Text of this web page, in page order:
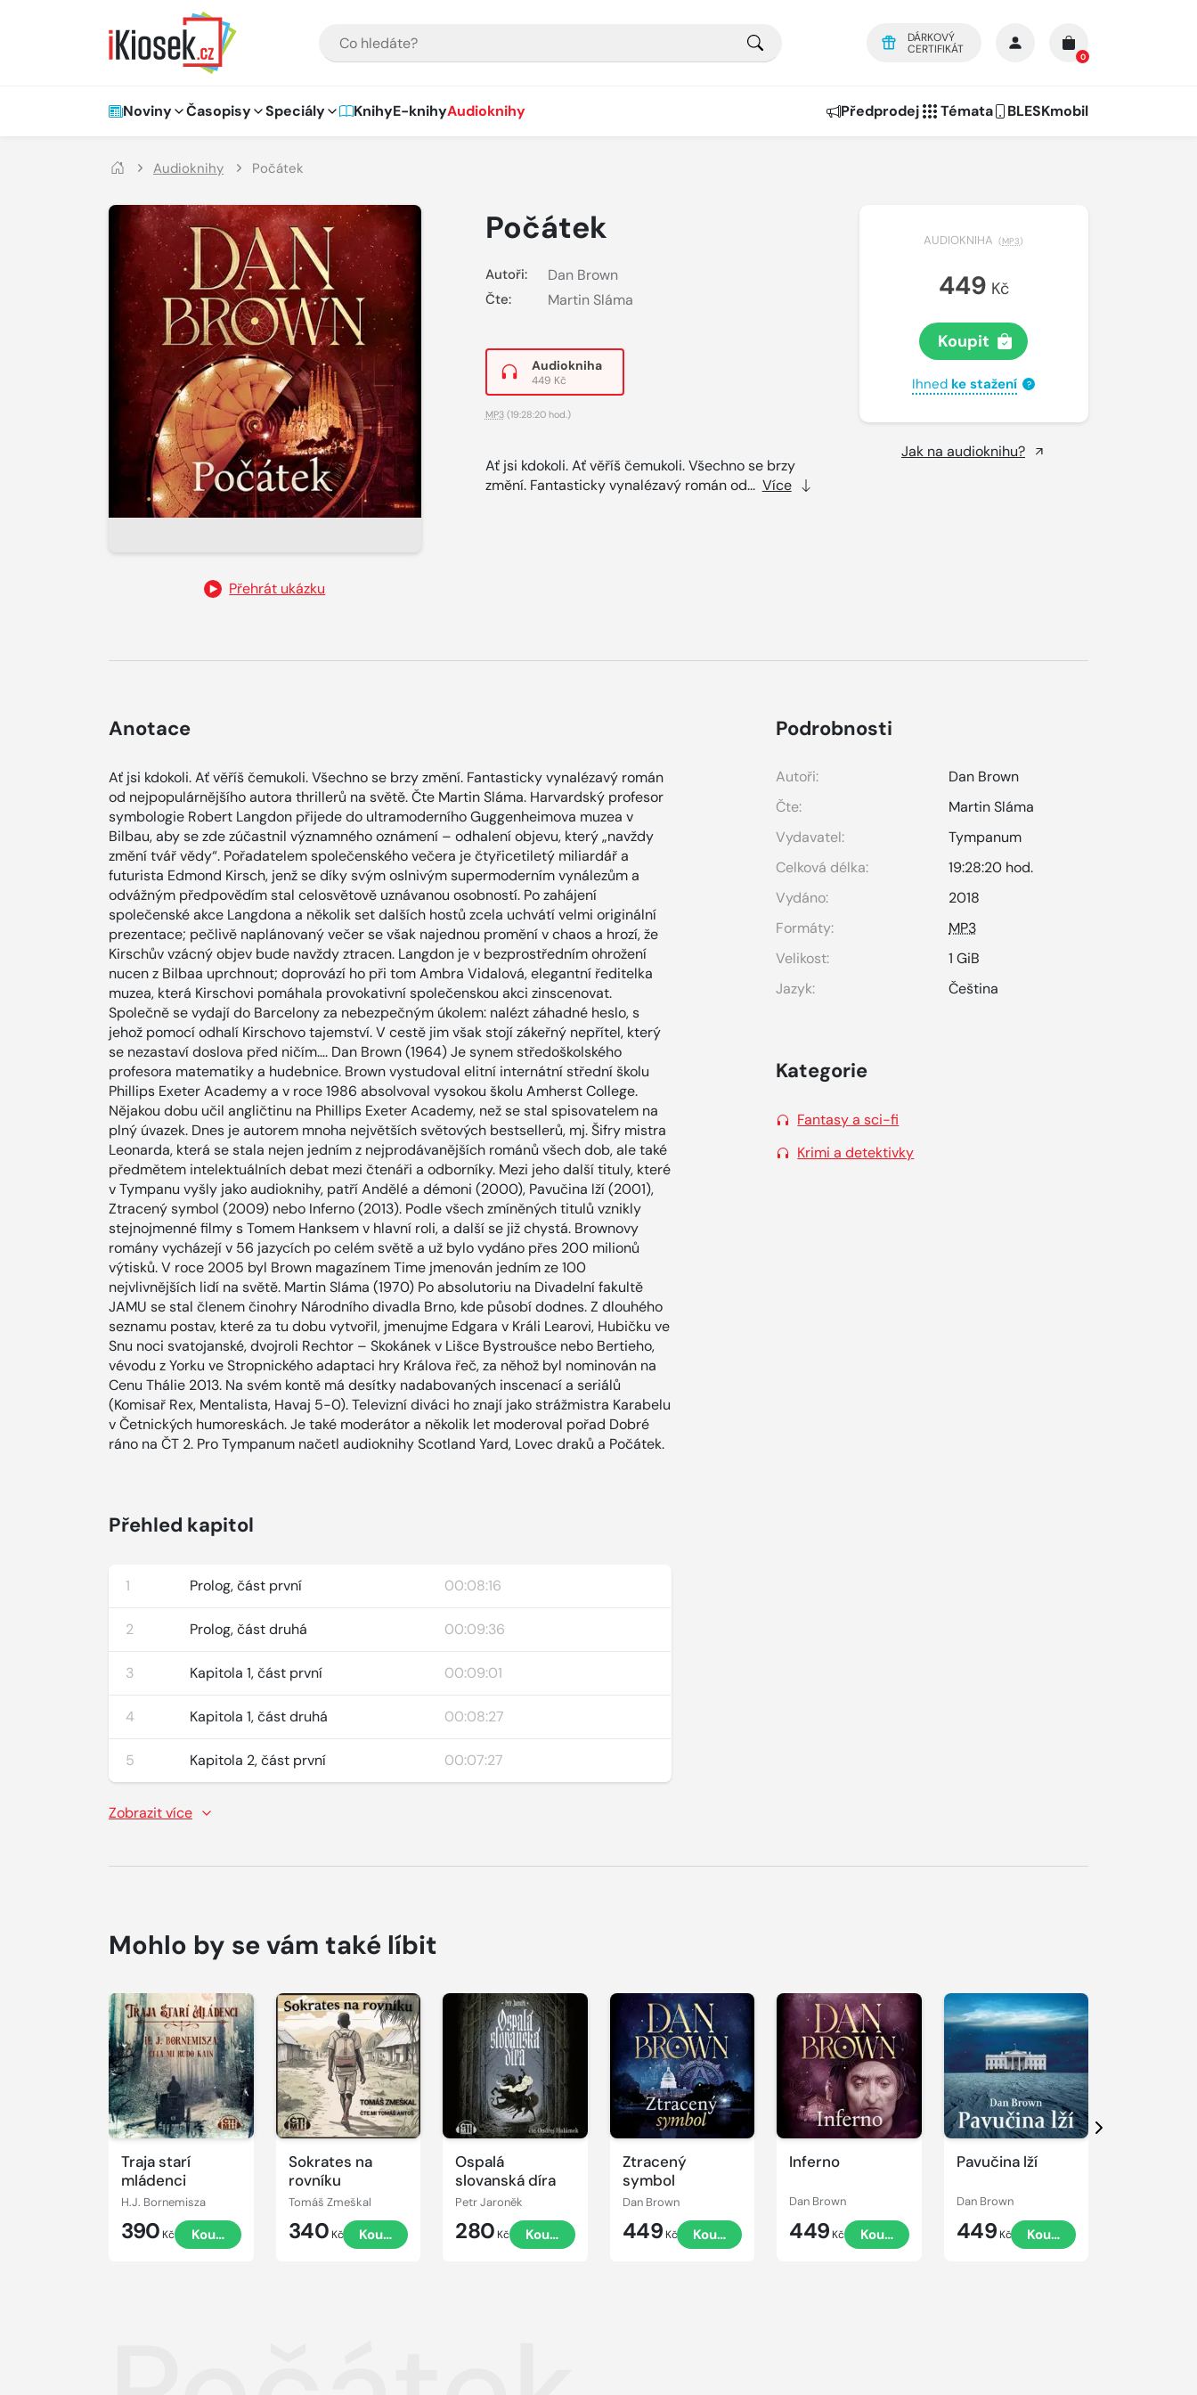
DÁRKOVÝ
CERTIFIKÁT
0
Hlavní navigace
Noviny Časopisy Speciály KnihyE-knihyAudioknihy Předprodej Témata BLESKmobil
Audioknihy Počátek
Přehrát ukázku
Počátek
Autoři: Dan Brown
Čte: Martin Sláma
Audiokniha
449 Kč
MP3(19:28:20 hod.)
Ať jsi kdokoli. Ať věříš čemukoli. Všechno se brzy
změní. Fantasticky vynalézavý román od... Více
AUDIOKNIHA (MP3)
449 Kč
Koupit
Ihned ke stažení ?
Jak na audioknihu?
Anotace
Ať jsi kdokoli. Ať věříš čemukoli. Všechno se brzy změní. Fantasticky vynalézavý román
od nejpopulárnějšího autora thrillerů na světě. Čte Martin Sláma. Harvardský profesor
symbologie Robert Langdon přijede do ultramoderního Guggenheimova muzea v
Bilbau, aby se zde zúčastnil významného oznámení – odhalení objevu, který „navždy
změní tvář vědy“. Pořadatelem společenského večera je čtyřicetiletý miliardář a
futurista Edmond Kirsch, jenž se díky svým oslnivým supermoderním vynálezům a
odvážným předpovědím stal celosvětově uznávanou osobností. Po zahájení
společenské akce Langdona a několik set dalších hostů zcela uchvátí velmi originální
prezentace; pečlivě naplánovaný večer se však najednou promění v chaos a hrozí, že
Kirschův vzácný objev bude navždy ztracen. Langdon je v bezprostředním ohrožení
nucen z Bilbaa uprchnout; doprovází ho při tom Ambra Vidalová, elegantní ředitelka
muzea, která Kirschovi pomáhala provokativní společenskou akci zinscenovat.
Společně se vydají do Barcelony za nebezpečným úkolem: nalézt záhadné heslo, s
jehož pomocí odhalí Kirschovo tajemství. V cestě jim však stojí zákeřný nepřítel, který
se nezastaví doslova před ničím…. Dan Brown (1964) Je synem středoškolského
profesora matematiky a hudebnice. Brown vystudoval elitní internátní střední školu
Phillips Exeter Academy a v roce 1986 absolvoval vysokou školu Amherst College.
Nějakou dobu učil angličtinu na Phillips Exeter Academy, než se stal spisovatelem na
plný úvazek. Dnes je autorem mnoha největších světových bestsellerů, mj. Šifry mistra
Leonarda, která se stala nejen jedním z nejprodávanějších románů všech dob, ale také
předmětem intelektuálních debat mezi čtenáři a odborníky. Mezi jeho další tituly, které
v Tympanu vyšly jako audioknihy, patří Andělé a démoni (2000), Pavučina lží (2001),
Ztracený symbol (2009) nebo Inferno (2013). Podle všech zmíněných titulů vznikly
stejnojmenné filmy s Tomem Hanksem v hlavní roli, a další se již chystá. Brownovy
romány vycházejí v 56 jazycích po celém světě a už bylo vydáno přes 200 milionů
výtisků. V roce 2005 byl Brown magazínem Time jmenován jedním ze 100
nejvlivnějších lidí na světě. Martin Sláma (1970) Po absolutoriu na Divadelní fakultě
JAMU se stal členem činohry Národního divadla Brno, kde působí dodnes. Z dlouhého
seznamu postav, které za tu dobu vytvořil, jmenujme Edgara v Králi Learovi, Hubičku ve
Snu noci svatojanské, dvojroli Rechtor – Skokánek v Lišce Bystroušce nebo Bertieho,
vévodu z Yorku ve Stropnického adaptaci hry Králova řeč, za něhož byl nominován na
Cenu Thálie 2013. Na svém kontě má desítky nadabovaných inscenací a seriálů
(Komisař Rex, Mentalista, Havaj 5-0). Televizní diváci ho znají jako strážmistra Karabelu
v Četnických humoreskách. Je také moderátor a několik let moderoval pořad Dobré
ráno na ČT 2. Pro Tympanum načetl audioknihy Scotland Yard, Lovec draků a Počátek.
Přehled kapitol
1 Prolog, část první 00:08:16
2 Prolog, část druhá 00:09:36
3 Kapitola 1, část první 00:09:01
4 Kapitola 1, část druhá 00:08:27
5 Kapitola 2, část první 00:07:27
Zobrazit více
Podrobnosti
Autoři:
Dan Brown
Čte:
Martin Sláma
Vydavatel:
Tympanum
Celková délka:
19:28:20 hod.
Vydáno:
2018
Formáty:
MP3
Velikost:
1 GiB
Jazyk:
Čeština
Kategorie
Fantasy a sci-fi
Krimi a detektivky
Mohlo by se vám také líbit
Traja starí
mládenci
H.J. Bornemisza
390 Kč Koupit
Přehrát
ukázku
Sokrates na
rovníku
Tomáš Zmeškal
340 Kč Koupit
Přehrát
ukázku
Ospalá
slovanská díra
Petr Jaroněk
280 Kč Koupit
Přehrát
ukázku
Ztracený
symbol
Dan Brown
449 Kč Koupit
Přehrát
ukázku
Inferno
Dan Brown
449 Kč Koupit
Přehrát
ukázku
Pavučina lží
Dan Brown
449 Kč Koupit
Přehrát
ukázku
Další